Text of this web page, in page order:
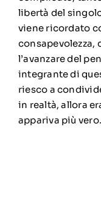
libertà del
viene ricordato
consapevolezza,
l’avanzare del
integrante di
riesco a
in realtà, allora
appariva più vero.